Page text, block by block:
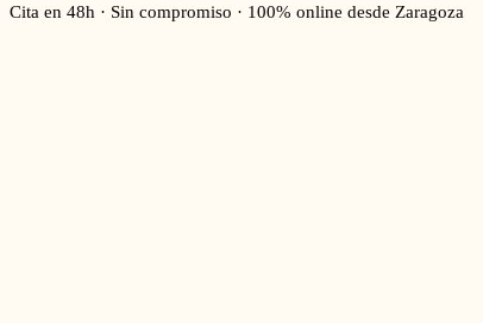
Cita en 48h · Sin compromiso · 100% online desde Zaragoza